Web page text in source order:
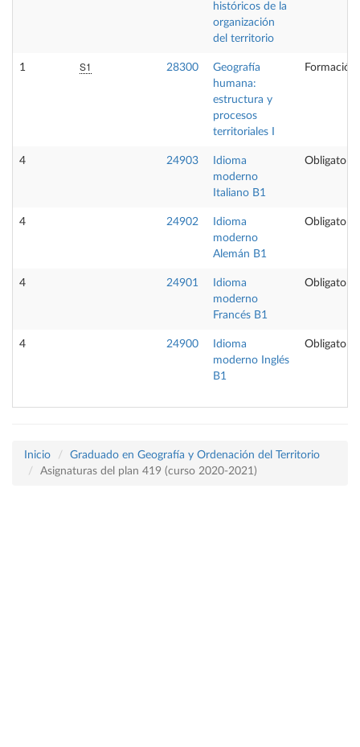
históricos de la
organización
del territorio
1 S1 28300
Geografía
humana:
estructura y
procesos
territoriales I
Formación
4 24903
Idioma
moderno
Italiano B1
Obligatoria
4 24902
Idioma
moderno
Alemán B1
Obligatoria
4 24901
Idioma
moderno
Francés B1
Obligatoria
4 24900
Idioma
moderno Inglés
B1
Obligatoria
Inicio
Graduado en Geografía y Ordenación del Territorio
Asignaturas del plan 419 (curso 2020-2021)